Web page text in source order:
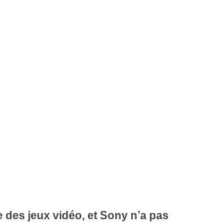
jeux vidéo, et Sony n’a pas